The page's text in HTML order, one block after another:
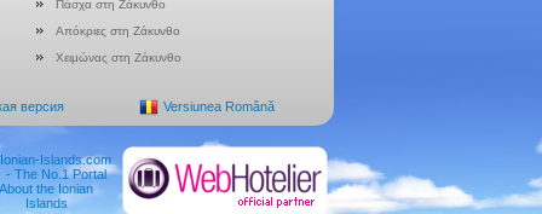
Πάσχα στη Ζάκυνθο
Απόκριες στη Ζάκυνθο
Χειμώνας στη Ζάκυνθο
версия Versiunea Română